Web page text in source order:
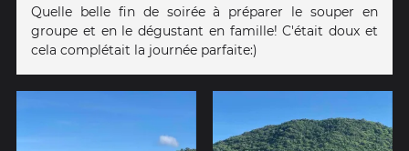
Quelle belle fin de soirée à préparer le souper en
groupe et en le dégustant en famille! C'était doux et
cela complétait la journée parfaite:)